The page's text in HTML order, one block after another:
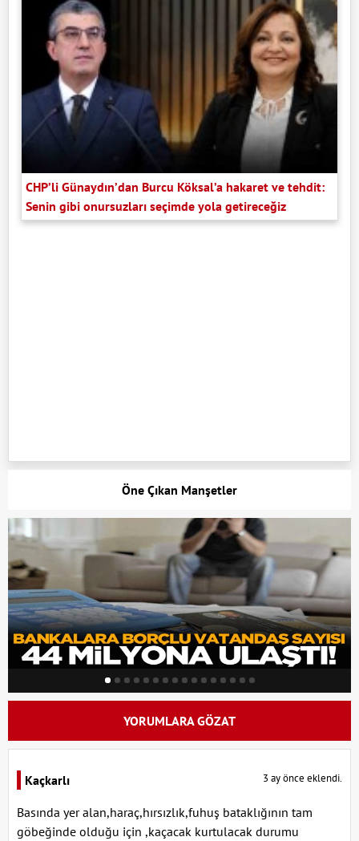
CHP’li Günaydın’dan Burcu Köksal’a hakaret ve tehdit:
Senin gibi onursuzları seçimde yola getireceğiz
Öne Çıkan Manşetler
YORUMLARA GÖZAT
Kaçkarlı 3 ay önce eklendi.
Basında yer alan,haraç,hırsızlık,fuhuş bataklığının tam
göbeğinde olduğu için ,kaçacak kurtulacak durumu